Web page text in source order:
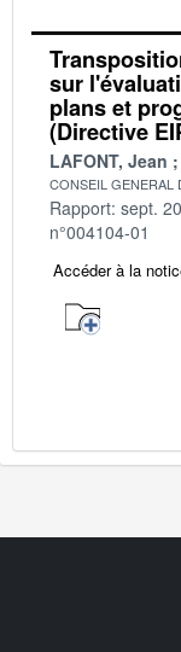
sur
plans et
(Directive
LAFONT, Jean
CONSEIL GENERAL
Rapport: sept.
n°004104-01
Accéder à la